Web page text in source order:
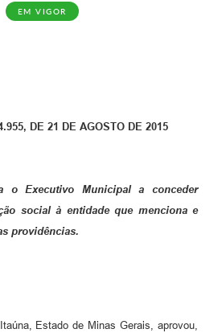
EM VIGOR
DE 21 DE AGOSTO DE 2015
o Executivo Municipal a conceder
social à entidade que menciona e
providências.
Estado de Minas Gerais, aprovou,